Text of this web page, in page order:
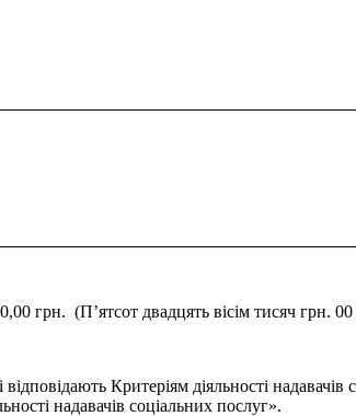
грн. (П’ятсот двадцять вісім тисяч грн.
Критеріям діяльності
надавачів соціальних послуг».